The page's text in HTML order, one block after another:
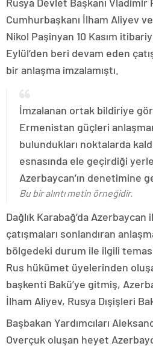
Cumhurbaşkanı İlham Aliyev
Nikol Paşinyan 10 Kasım
Eylül’den beri devam eden
bir anlaşma imzalamıştı.
İmzalanan ortak bildiriye
Ermenistan güçleri
bulundukları noktalarda
esnasında ele geçirdiği
Azerbaycan’ın denetimine
Bu bir alıntı metin örneğidir.
Dağlık Karabağ’da
çatışmaları sonlandıran
bölgedeki durum ile ilgili
Rus hükümet üyelerinden
başkenti Bakü’ye gitmiş,
İlham Aliyev, Rusya Dışişleri
Başbakan Yardımcıları
Overçuk oluşan heyet